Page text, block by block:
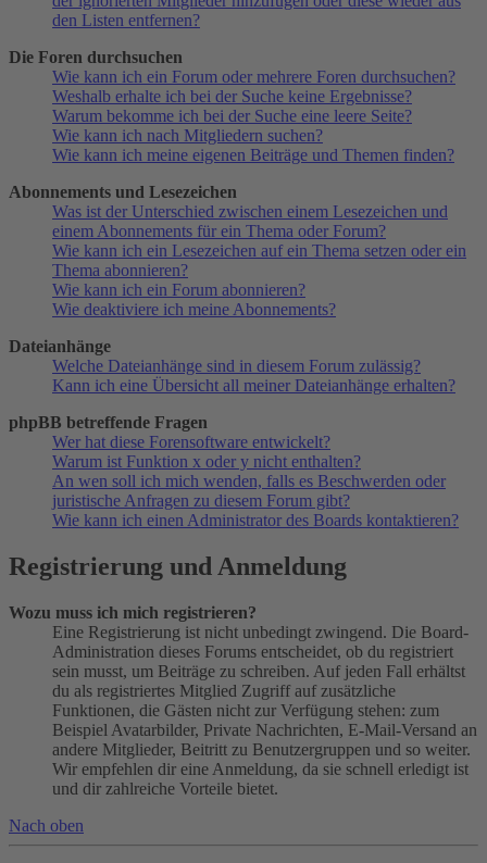
den Listen entfernen?
Die Foren durchsuchen
Wie kann ich ein Forum oder mehrere Foren durchsuchen?
Weshalb erhalte ich bei der Suche keine Ergebnisse?
Warum bekomme ich bei der Suche eine leere Seite?
Wie kann ich nach Mitgliedern suchen?
Wie kann ich meine eigenen Beiträge und Themen finden?
Abonnements und Lesezeichen
Was ist der Unterschied zwischen einem Lesezeichen und
einem Abonnements für ein Thema oder Forum?
Wie kann ich ein Lesezeichen auf ein Thema setzen oder ein
Thema abonnieren?
Wie kann ich ein Forum abonnieren?
Wie deaktiviere ich meine Abonnements?
Dateianhänge
Welche Dateianhänge sind in diesem Forum zulässig?
Kann ich eine Übersicht all meiner Dateianhänge erhalten?
phpBB betreffende Fragen
Wer hat diese Forensoftware entwickelt?
Warum ist Funktion x oder y nicht enthalten?
An wen soll ich mich wenden, falls es Beschwerden oder
juristische Anfragen zu diesem Forum gibt?
Wie kann ich einen Administrator des Boards kontaktieren?
Registrierung und Anmeldung
Wozu muss ich mich registrieren?
Eine Registrierung ist nicht unbedingt zwingend. Die Board-
Administration dieses Forums entscheidet, ob du registriert
sein musst, um Beiträge zu schreiben. Auf jeden Fall erhältst
du als registriertes Mitglied Zugriff auf zusätzliche
Funktionen, die Gästen nicht zur Verfügung stehen: zum
Beispiel Avatarbilder, Private Nachrichten, E-Mail-Versand an
andere Mitglieder, Beitritt zu Benutzergruppen und so weiter.
Wir empfehlen dir eine Anmeldung, da sie schnell erledigt ist
und dir zahlreiche Vorteile bietet.
Nach oben